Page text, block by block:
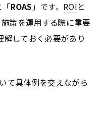
「ROAS」です。 ROIと
策を運用する際に重要
しておく必要があり
て具体例を交えながら